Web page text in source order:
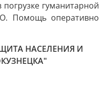
гуманитарной
Помощь оперативно
НАСЕЛЕНИЯ И